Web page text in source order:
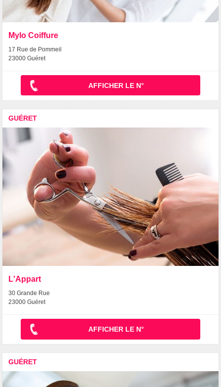
Mylo Coiffure
17 Rue de Pommeil
23000 Guéret
AFFICHER LE N°
GUÉRET
L'Appart
30 Grande Rue
23000 Guéret
AFFICHER LE N°
GUÉRET